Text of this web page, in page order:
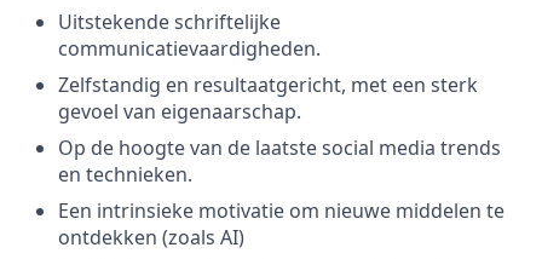
Uitstekende schriftelijke
communicatievaardigheden.
Zelfstandig en resultaatgericht, met een sterk
gevoel van eigenaarschap.
Op de hoogte van de laatste social media trends
en technieken.
Een intrinsieke motivatie om nieuwe middelen te
ontdekken (zoals AI)